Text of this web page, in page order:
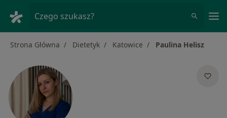
Czego szukasz?
Strona Główna Dietetyk Katowice Paulina Helisz